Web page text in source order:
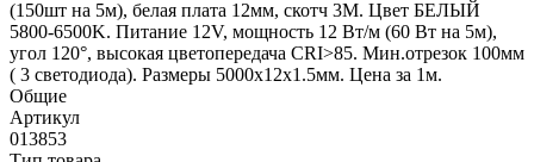
(150шт на 5м), белая плата 12мм, скотч 3М. Цвет БЕЛЫЙ
5800-6500K. Питание 12V, мощность 12 Вт/м (60 Вт на 5м),
угол 120°, высокая цветопередача CRI>85. Мин.отрезок 100мм
( 3 светодиода). Размеры 5000х12х1.5мм. Цена за 1м.
Общие
Артикул
013853